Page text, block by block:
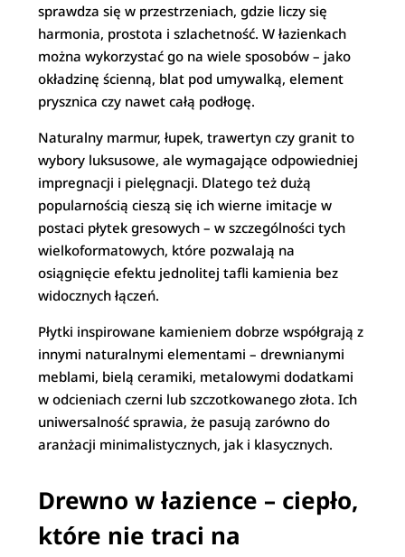
sprawdza się w przestrzeniach, gdzie liczy się
harmonia, prostota i szlachetność. W łazienkach
można wykorzystać go na wiele sposobów – jako
okładzinę ścienną, blat pod umywalką, element
prysznica czy nawet całą podłogę.
Naturalny marmur, łupek, trawertyn czy granit to
wybory luksusowe, ale wymagające odpowiedniej
impregnacji i pielęgnacji. Dlatego też dużą
popularnością cieszą się ich wierne imitacje w
postaci płytek gresowych – w szczególności tych
wielkoformatowych, które pozwalają na
osiągnięcie efektu jednolitej tafli kamienia bez
widocznych łączeń.
Płytki inspirowane kamieniem dobrze współgrają z
innymi naturalnymi elementami – drewnianymi
meblami, bielą ceramiki, metalowymi dodatkami
w odcieniach czerni lub szczotkowanego złota. Ich
uniwersalność sprawia, że pasują zarówno do
aranżacji minimalistycznych, jak i klasycznych.
Drewno w łazience – ciepło,
które nie traci na